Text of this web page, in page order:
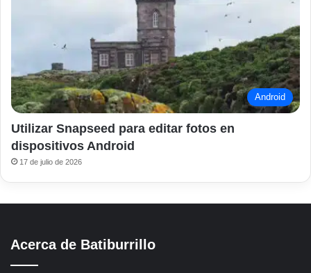
Android
Utilizar Snapseed para editar fotos en
dispositivos Android
17 de julio de 2026
Acerca de Batiburrillo